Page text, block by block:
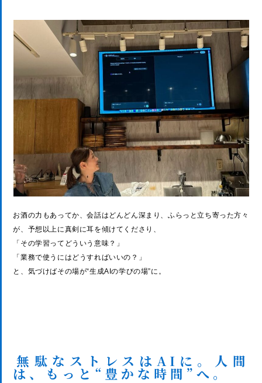
お酒の力もあってか、会話はどんどん深まり、ふらっと立ち寄った方々
が、予想以上に真剣に耳を傾けてくださり、
「その学習ってどういう意味？」
「業務で使うにはどうすればいいの？」
と、気づけばその場が“生成AIの学びの場”に。
無駄なストレスはAIに。人間
は、もっと“豊かな時間”へ。